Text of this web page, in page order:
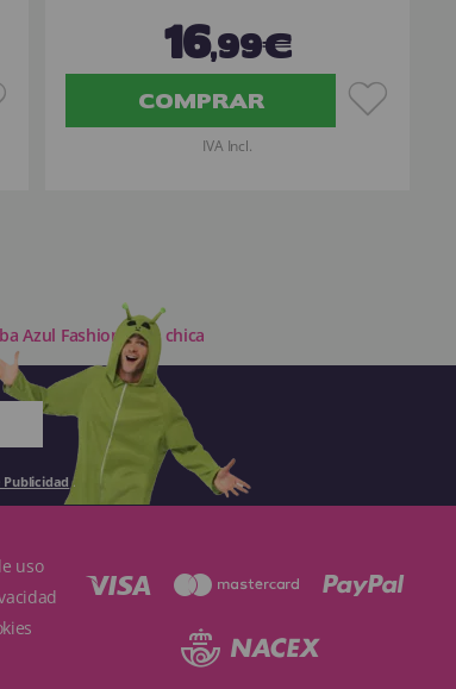
16,99€
COMPRAR
IVA Incl.
Azul Fashion para chica
Publicidad.
uso